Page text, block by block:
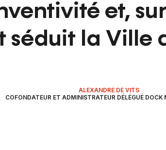
et,
séduit la Ville
ALEXANDRE DE VITS
COFONDATEUR ET ADMINISTRATEUR DÉLÉGUÉ DOCK